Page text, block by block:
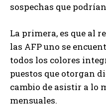
sospechas que
La primera, es que al
las AFP uno se
todos los colores
puestos que otorgan
cambio de asistir a lo
mensuales.